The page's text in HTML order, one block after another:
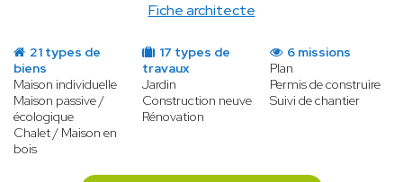
Fiche architecte
21 types de
biens
Maison individuelle
Maison passive /
écologique
Chalet / Maison en
bois
17 types de
travaux
Jardin
Construction neuve
Rénovation
6 missions
Plan
Permis de construire
Suivi de chantier